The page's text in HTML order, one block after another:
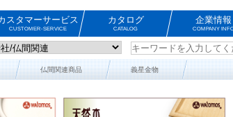
スタマーサービス
CUSTOMER-SERVICE
カタログ
CATALOG
企業情報
COMPANY
仏間関連商品 義星金物